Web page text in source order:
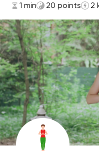
1 min 20 points 2